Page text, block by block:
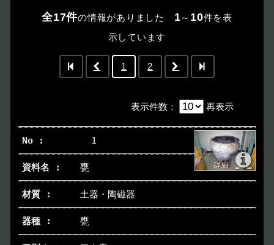
全17件の情報がありました 1～ 10件を表
示しています
1 2
表示件数 ： 再表示
1
甕
土器・陶磁器
甕